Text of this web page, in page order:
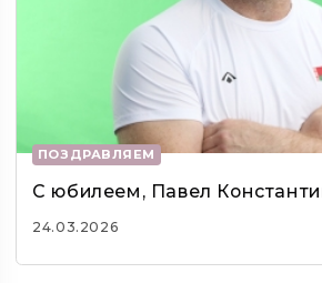
ПОЗДРАВЛЯЕМ
С юбилеем, Павел
24.03.2026